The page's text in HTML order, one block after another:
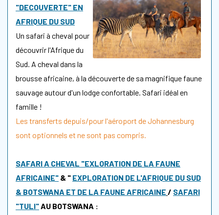
"DECOUVERTE" EN
AFRIQUE DU SUD
Un safari à cheval pour
découvrir l'Afrique du
Sud. A cheval dans la
brousse africaine, à la découverte de sa magnifique faune
sauvage autour d'un lodge confortable. Safari idéal en
famille !
Les transferts depuis/pour l'aéroport de Johannesburg
sont optionnels et ne sont pas compris.
SAFARI A CHEVAL "EXLORATION DE LA FAUNE
AFRICAINE" & " EXPLORATION DE L'AFRIQUE DU SUD
& BOTSWANA ET DE LA FAUNE AFRICAINE / SAFARI
"TULI"AU BOTSWANA :